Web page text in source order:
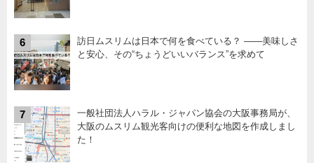
6
訪日ムスリムは日本で何を食べている？ ――美味しさ
と安心、その“ちょうどいいバランス”を求めて
7
一般社団法人ハラル・ジャパン協会の大阪事務局が、
大阪のムスリム観光客向けの便利な地図を作成しまし
た！